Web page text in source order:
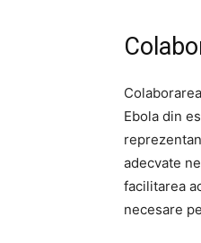
Ebola din
adecvate
facilitarea
necesare